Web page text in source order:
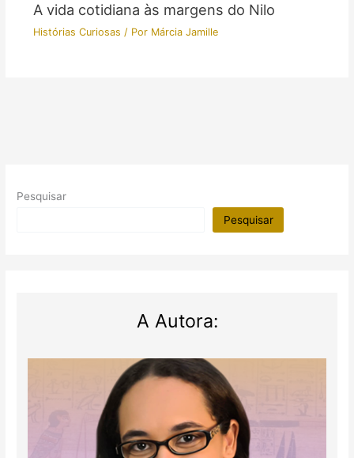
A vida cotidiana às margens do Nilo
Histórias Curiosas / Por Márcia Jamille
Pesquisar
Pesquisar
A Autora: